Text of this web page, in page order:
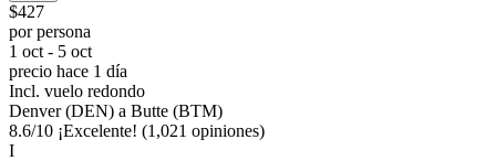
$427
por persona
1 oct - 5 oct
precio hace 1 día
Incl. vuelo redondo
Denver (DEN) a Butte (BTM)
8.6/10 ¡Excelente! (1,021 opiniones)
I